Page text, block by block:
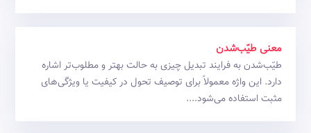
معنی طیّب‌شدن
طیّب‌شدن به فرایند تبدیل چیزی به حالت بهتر و مطلوب‌تر اشاره
دارد. این واژه معمولاً برای توصیف تحول در کیفیت یا ویژگی‌های
مثبت استفاده می‌شود....